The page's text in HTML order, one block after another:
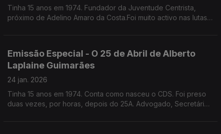
Tinha 15 anos em 1974. Fundador da Juventude Centrista,
próximo de Adelino Amaro da Costa.Foi muito activo nas lutas
Emissão Especial - O 25 de Abril de Alberto
Laplaine Guimarães
24 jan. 2026
Tinha 15 anos em 1974. Conta como nasceu o CDS. Foi preso
duas vezes, por horas, depois do 25A. Advogado, Secretário